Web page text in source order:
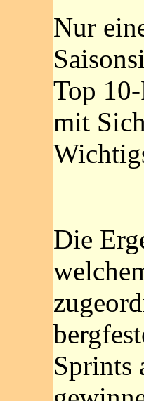
Nur
Top
mit
Die
Sprints